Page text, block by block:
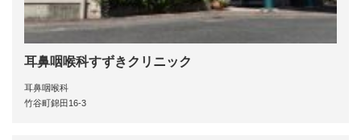
耳鼻咽喉科すずきクリニック
耳鼻咽喉科
竹谷町錦田16-3